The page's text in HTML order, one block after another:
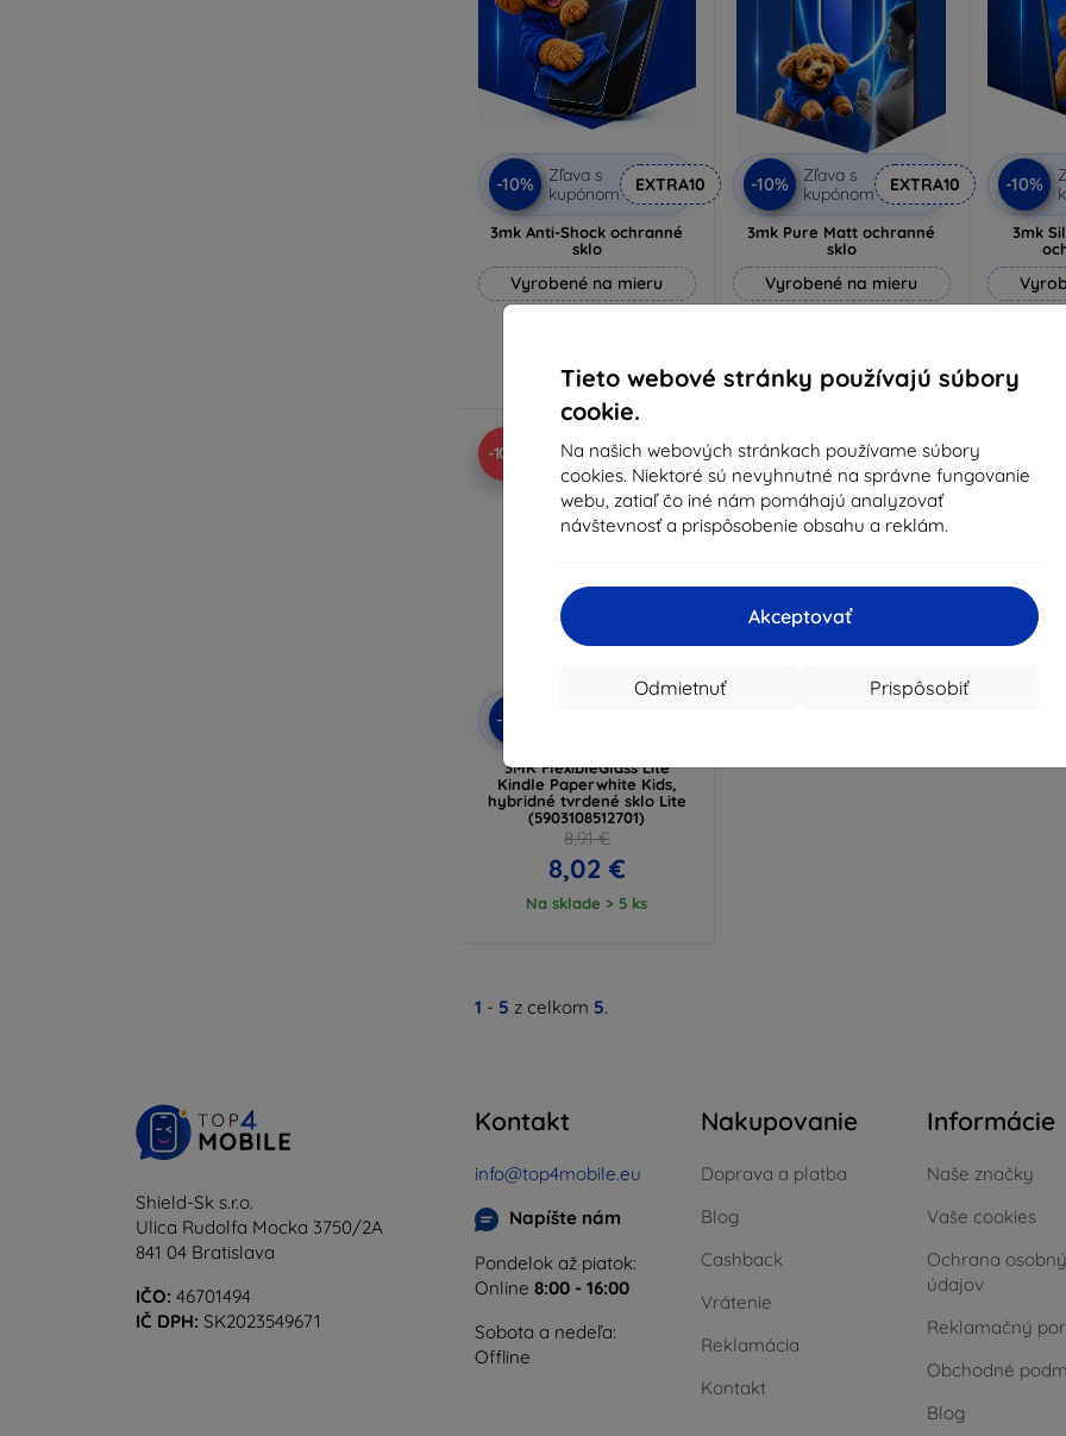
Tieto webové stránky používajú súbory
cookie.
Na našich webových stránkach používame súbory
cookies. Niektoré sú nevyhnutné na správne fungovanie
webu, zatiaľ čo iné nám pomáhajú analyzovať
návštevnosť a prispôsobenie obsahu a reklám.
Akceptovať
Prispôsobiť
Odmietnuť
-10%
Zľava s
kupónom
EXTRA10
3mk Anti-Shock ochranné
sklo
Vyrobené na mieru
Na sklade > 5 ks
-10%
Zľava s
kupónom
EXTRA10
3mk Pure Matt ochranné
sklo
Vyrobené na mieru
Na sklade > 5 ks
-10%
3mk
-10%
-10%
3MK FlexibleGlass Lite
Kindle Paperwhite Kids,
hybridné tvrdené sklo Lite
(5903108512701)
8,91 €
8,02 €
Na sklade > 5 ks
1 - 5 z celkom 5.
Shield-Sk s.r.o.
Ulica Rudolfa Mocka 3750/2A
841 04 Bratislava
IČO: 46701494
IČ DPH: SK2023549671
Kontakt
info@top4mobile.eu
Napíšte nám
Pondelok až piatok:
Online 8:00 - 16:00
Sobota a nedeľa:
Offline
Nakupovanie
Doprava a platba
Blog
Cashback
Vrátenie
Reklamácia
Kontakt
Informácie
Naše značky
Vaše cookies
Ochrana
údajov
Reklamačný
Obchodné
Blog